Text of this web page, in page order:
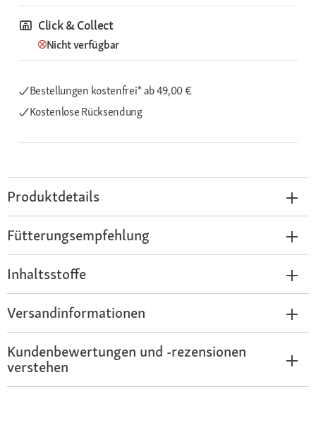
Click & Collect
Nicht verfügbar
Bestellungen kostenfrei*ab 49,00 €
Kostenlose Rücksendung
Produktdetails
Fütterungsempfehlung
Inhaltsstoffe
Versandinformationen
Kundenbewertungen und -rezensionen
verstehen